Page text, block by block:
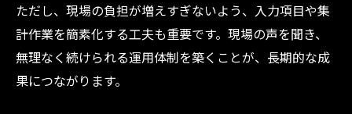
ただし、現場の負担が増えすぎないよう、入力項目や集
計作業を簡素化する工夫も重要です。現場の声を聞き、
無理なく続けられる運用体制を築くことが、長期的な成
果につながります。